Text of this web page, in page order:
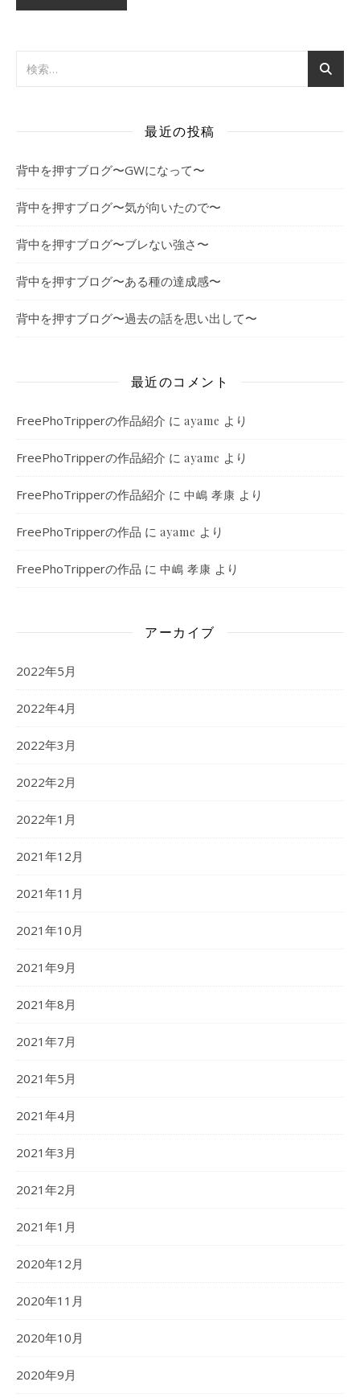
最近の投稿
背中を押すブログ〜GWになって〜
背中を押すブログ〜気が向いたので〜
背中を押すブログ〜ブレない強さ〜
背中を押すブログ〜ある種の達成感〜
背中を押すブログ〜過去の話を思い出して〜
最近のコメント
FreePhoTripperの作品紹介 に ayame より
FreePhoTripperの作品紹介 に ayame より
FreePhoTripperの作品紹介 に 中嶋 孝康 より
FreePhoTripperの作品 に ayame より
FreePhoTripperの作品 に 中嶋 孝康 より
アーカイブ
2022年5月
2022年4月
2022年3月
2022年2月
2022年1月
2021年12月
2021年11月
2021年10月
2021年9月
2021年8月
2021年7月
2021年5月
2021年4月
2021年3月
2021年2月
2021年1月
2020年12月
2020年11月
2020年10月
2020年9月